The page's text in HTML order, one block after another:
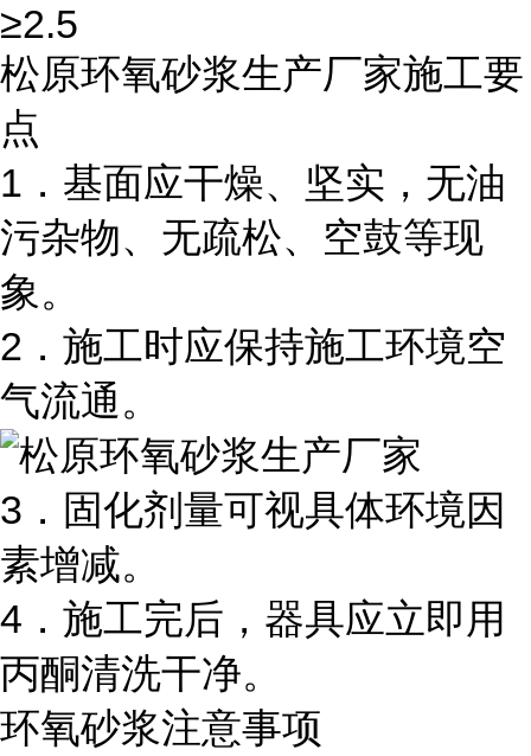
≥2.5
松原环氧砂浆生产厂家施工要
点
1．基面应干燥、坚实，无油
污杂物、无疏松、空鼓等现
象。
2．施工时应保持施工环境空
气流通。
3．固化剂量可视具体环境因
素增减。
4．施工完后，器具应立即用
丙酮清洗干净。
环氧砂浆注意事项